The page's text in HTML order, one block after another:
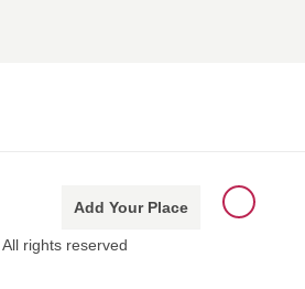
Add Your Place
, All rights reserved